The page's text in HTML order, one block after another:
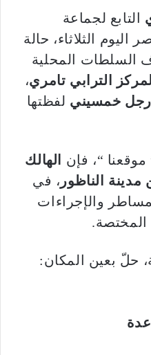
التابع لجماعة
اليوم الثلاثاء، حالة
السلطات المحلية
الترابي تامري،
رجل خمسيني لفظتها
“، فإن
الهالك
الناظور ، في
والإجراءات
حلّ بعين المكان: